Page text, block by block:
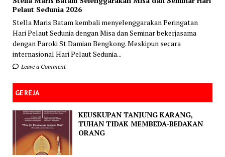
Pelaut Sedunia 2026
Stella Maris Batam kembali menyelenggarakan Peringatan
Hari Pelaut Sedunia dengan Misa dan Seminar bekerjasama
dengan Paroki St Damian Bengkong. Meskipun secara
internasional Hari Pelaut Sedunia...
Leave a Comment
GEREJA
KEUSKUPAN TANJUNG KARANG,
TUHAN TIDAK MEMBEDA-BEDAKAN
ORANG